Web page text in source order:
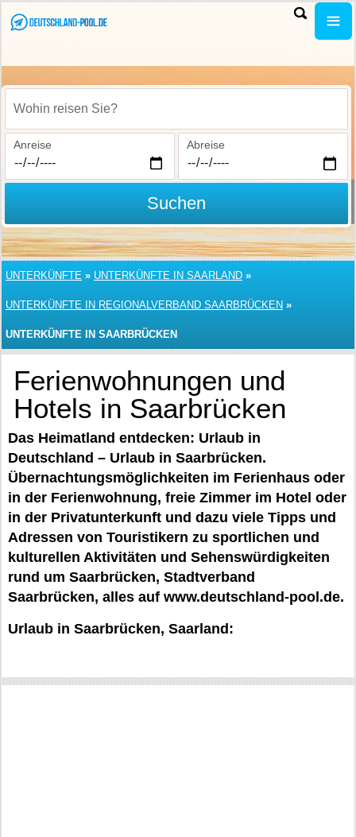
Wohin reisen Sie?
Anreise Abreise
Suchen
UNTERKÜNFTE » UNTERKÜNFTE IN SAARLAND »
UNTERKÜNFTE IN REGIONALVERBAND SAARBRÜCKEN »
UNTERKÜNFTE IN SAARBRÜCKEN
Ferienwohnungen und
Hotels in Saarbrücken
Das Heimatland entdecken: Urlaub in
Deutschland – Urlaub in Saarbrücken.
Übernachtungsmöglichkeiten im Ferienhaus oder
in der Ferienwohnung, freie Zimmer im Hotel oder
in der Privatunterkunft und dazu viele Tipps und
Adressen von Touristikern zu sportlichen und
kulturellen Aktivitäten und Sehenswürdigkeiten
rund um Saarbrücken, Stadtverband
Saarbrücken, alles auf www.deutschland-pool.de.
Urlaub in Saarbrücken, Saarland: